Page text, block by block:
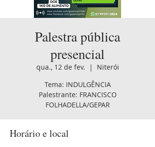
Palestra pública
presencial
qua., 12 de fev.
  |
Niterói
Tema: INDULGÊNCIA
Palestrante: FRANCISCO
FOLHADELLA/GEPAR
Horário e local